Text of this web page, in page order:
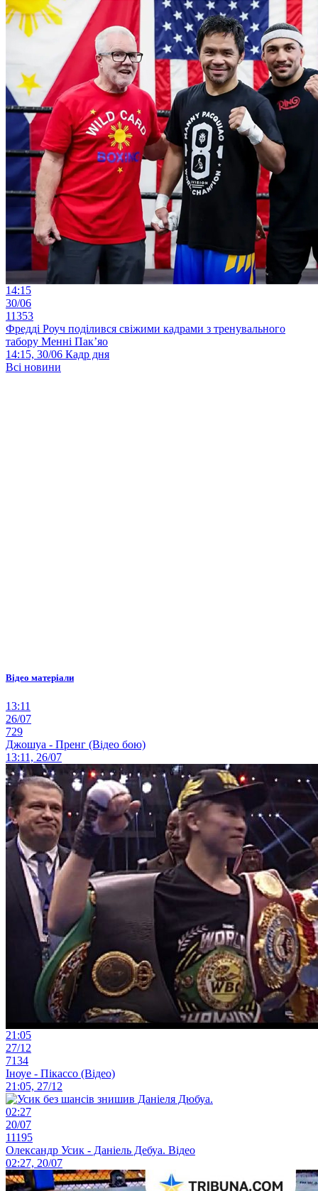
14:15
30/06
11353
Фредді Роуч поділився свіжими кадрами з тренувального
табору Менні Пак’яо
14:15, 30/06 Кадр дня
Всі новини
Відео матеріали
13:11
26/07
729
Джошуа - Пренг (Відео бою)
13:11, 26/07
21:05
27/12
7134
Іноуе - Пікассо (Відео)
21:05, 27/12
02:27
20/07
11195
Олександр Усик - Даніель Дебуа. Відео
02:27, 20/07